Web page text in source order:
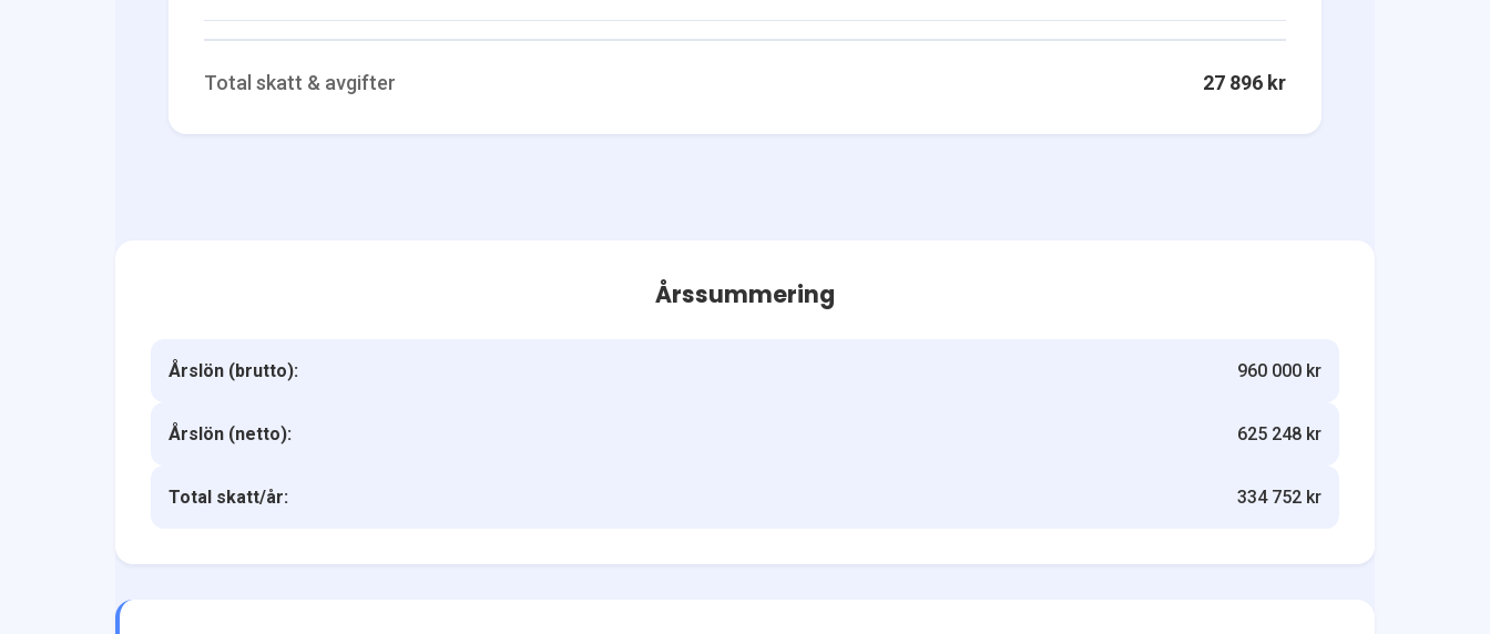
Total skatt & avgifter 27 896 kr
Årssummering
Årslön (brutto): 960 000 kr
Årslön (netto): 625 248 kr
Total skatt/år: 334 752 kr